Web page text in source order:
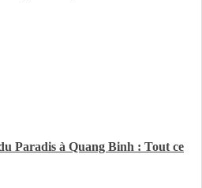
Paradis à Quang Binh : Tout ce